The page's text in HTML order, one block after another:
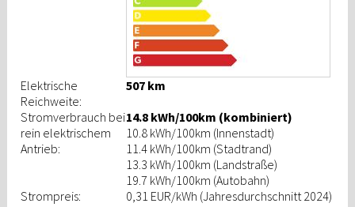
Elektrische
Reichweite:
507 km
Stromverbrauch bei
rein elektrischem
Antrieb:
14.8 kWh/100km (kombiniert)
10.8 kWh/100km (Innenstadt)
11.4 kWh/100km (Stadtrand)
13.3 kWh/100km (Landstraße)
19.7 kWh/100km (Autobahn)
Strompreis:
0,31 EUR/kWh (Jahresdurchschnitt 2024)